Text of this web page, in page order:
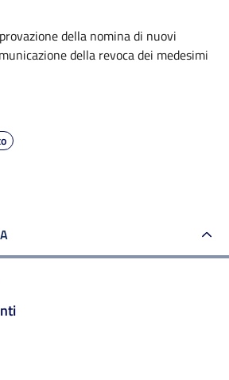
della nomina di nuovi
della revoca dei medesimi